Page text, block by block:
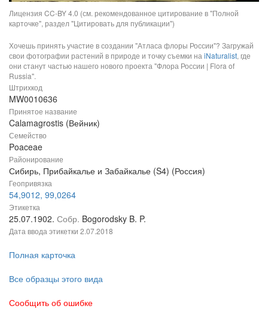
Лицензия CC-BY 4.0 (см. рекомендованное цитирование в "Полной
карточке", раздел "Цитировать для публикации")
Хочешь принять участие в создании "Атласа флоры России"? Загружай
свои фотографии растений в природе и точку съемки на iNaturalist, где
они станут частью нашего нового проекта "Флора России | Flora of
Russia".
Штрихкод
MW0010636
Принятое название
Calamagrostis (Вейник)
Семейство
Poaceae
Районирование
Сибирь, Прибайкалье и Забайкалье (S4) (Россия)
Геопривязка
54,9012, 99,0264
Этикетка
25.07.1902. Собр. Bogorodsky B. P.
Дата ввода этикетки 2.07.2018
Полная карточка
Все образцы этого вида
Сообщить об ошибке